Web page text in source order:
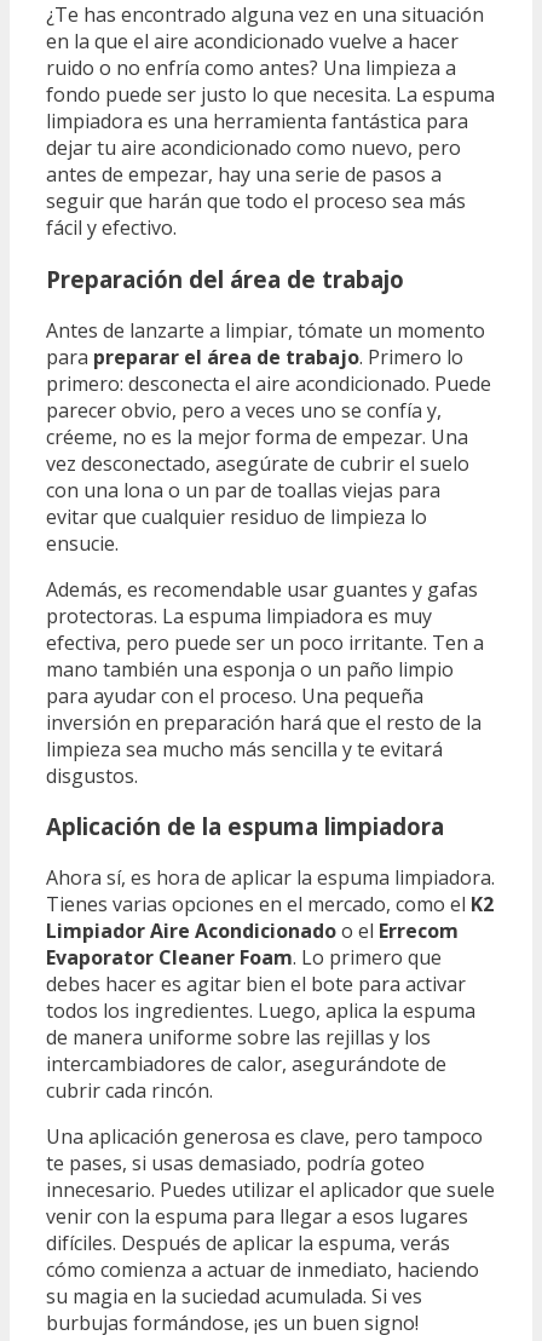
¿Te has encontrado alguna vez en una situación
en la que el aire acondicionado vuelve a hacer
ruido o no enfría como antes? Una limpieza a
fondo puede ser justo lo que necesita. La espuma
limpiadora es una herramienta fantástica para
dejar tu aire acondicionado como nuevo, pero
antes de empezar, hay una serie de pasos a
seguir que harán que todo el proceso sea más
fácil y efectivo.
Preparación del área de trabajo
Antes de lanzarte a limpiar, tómate un momento
para preparar el área de trabajo. Primero lo
primero: desconecta el aire acondicionado. Puede
parecer obvio, pero a veces uno se confía y,
créeme, no es la mejor forma de empezar. Una
vez desconectado, asegúrate de cubrir el suelo
con una lona o un par de toallas viejas para
evitar que cualquier residuo de limpieza lo
ensucie.
Además, es recomendable usar guantes y gafas
protectoras. La espuma limpiadora es muy
efectiva, pero puede ser un poco irritante. Ten a
mano también una esponja o un paño limpio
para ayudar con el proceso. Una pequeña
inversión en preparación hará que el resto de la
limpieza sea mucho más sencilla y te evitará
disgustos.
Aplicación de la espuma limpiadora
Ahora sí, es hora de aplicar la espuma limpiadora.
Tienes varias opciones en el mercado, como el K2
Limpiador Aire Acondicionadoo el Errecom
Evaporator Cleaner Foam. Lo primero que
debes hacer es agitar bien el bote para activar
todos los ingredientes. Luego, aplica la espuma
de manera uniforme sobre las rejillas y los
intercambiadores de calor, asegurándote de
cubrir cada rincón.
Una aplicación generosa es clave, pero tampoco
te pases, si usas demasiado, podría goteo
innecesario. Puedes utilizar el aplicador que suele
venir con la espuma para llegar a esos lugares
difíciles. Después de aplicar la espuma, verás
cómo comienza a actuar de inmediato, haciendo
su magia en la suciedad acumulada. Si ves
burbujas formándose, ¡es un buen signo!